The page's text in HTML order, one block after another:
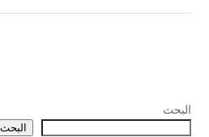
البحث
البحث